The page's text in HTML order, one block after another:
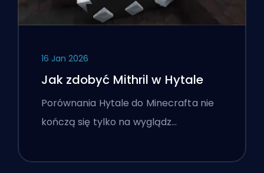
16 Jan 2026
Jak zdobyć Mithril w Hytale
Porównania Hytale do Minecrafta nie
kończą się tylko na wyglądz…